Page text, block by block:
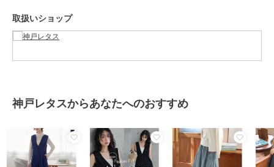
特徴
ド・バギー/ストレートパンツ/
式・卒業式
ポリエステル素材/ /ワイ
ド・バギー/ストレートパンツ/
ライフスタイル
/ パーティー・結
取扱いショップ
神戸レタスからあなたへのおすすめ